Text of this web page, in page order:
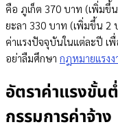
คือ ภูเก็ต 370 บาท (เพิ่มขึ้
ยะลา 330 บาท (เพิ่มขึ้น 2
ค่าแรงปัจจุบันในแต่ละปี เ
อย่าลืมศึกษา กฎหมายแรงง
อัตราค่าแรงขั้น
กรรมการค่าจ้าง